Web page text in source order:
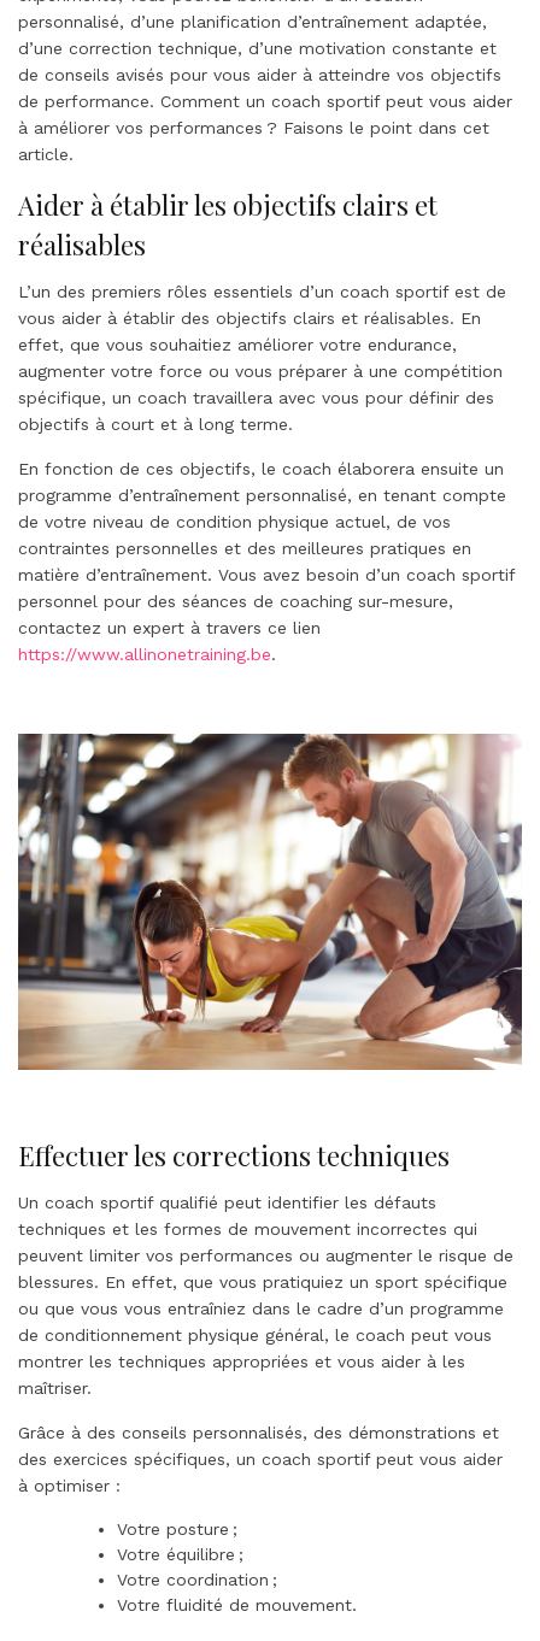
personnalisé, d’une planification d’entraînement adaptée,
d’une correction technique, d’une motivation constante et
de conseils avisés pour vous aider à atteindre vos objectifs
de performance. Comment un coach sportif peut vous aider
à améliorer vos performances ? Faisons le point dans cet
article.
Aider à établir les objectifs clairs et
réalisables
L’un des premiers rôles essentiels d’un coach sportif est de
vous aider à établir des objectifs clairs et réalisables. En
effet, que vous souhaitiez améliorer votre endurance,
augmenter votre force ou vous préparer à une compétition
spécifique, un coach travaillera avec vous pour définir des
objectifs à court et à long terme.
En fonction de ces objectifs, le coach élaborera ensuite un
programme d’entraînement personnalisé, en tenant compte
de votre niveau de condition physique actuel, de vos
contraintes personnelles et des meilleures pratiques en
matière d’entraînement. Vous avez besoin d’un coach sportif
personnel pour des séances de coaching sur-mesure,
contactez un expert à travers ce lien
https://www.allinonetraining.be.
Effectuer les corrections techniques
Un coach sportif qualifié peut identifier les défauts
techniques et les formes de mouvement incorrectes qui
peuvent limiter vos performances ou augmenter le risque de
blessures. En effet, que vous pratiquiez un sport spécifique
ou que vous vous entraîniez dans le cadre d’un programme
de conditionnement physique général, le coach peut vous
montrer les techniques appropriées et vous aider à les
maîtriser.
Grâce à des conseils personnalisés, des démonstrations et
des exercices spécifiques, un coach sportif peut vous aider
à optimiser :
Votre posture ;
Votre équilibre ;
Votre coordination ;
Votre fluidité de mouvement.